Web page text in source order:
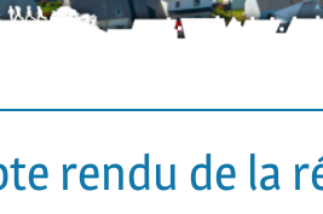
rendu de la